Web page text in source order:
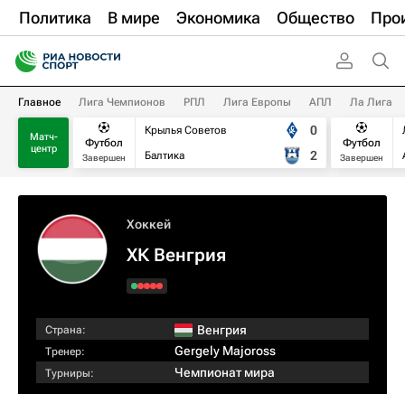
Политика В мире Экономика Общество
Главное Лига Чемпионов РПЛ Лига Европы АПЛ Ла Лига
Матч-
центр
Футбол
Завершен
Крылья Советов
Балтика
0
2
Футбол
Завершен
Хоккей
ХК Венгрия
Страна: Венгрия
Тренер: Gergely Majoross
Турниры: Чемпионат мира